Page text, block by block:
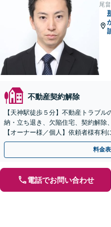
尾
不動産契約解除
【天神駅徒歩５分】不動産トラブ
納・立ち退き、欠陥住宅、契約解除
【オーナー様／個人】依頼者様有
交渉いたします。まずは電話相談か
料金
電話でお問い合わせ